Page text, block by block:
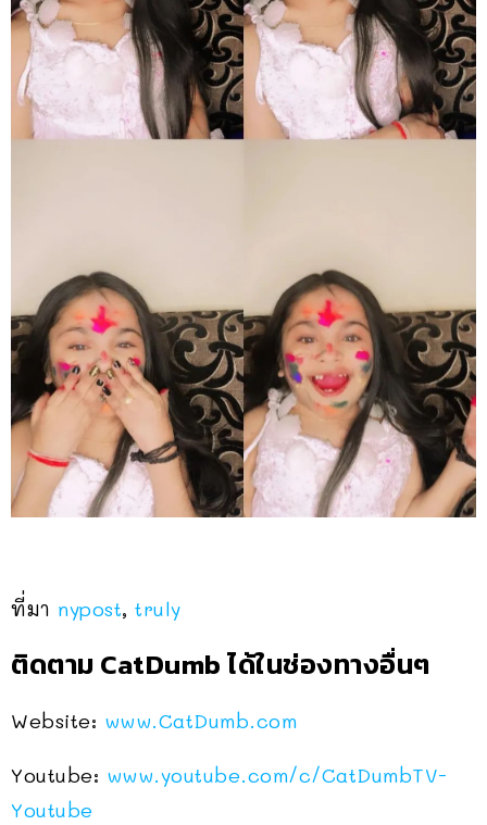
ที่มา nypost, truly
ติดตาม CatDumb ได้ในช่องทางอื่นๆ
Website: www.CatDumb.com
Youtube: www.youtube.com/c/CatDumbTV-
Youtube